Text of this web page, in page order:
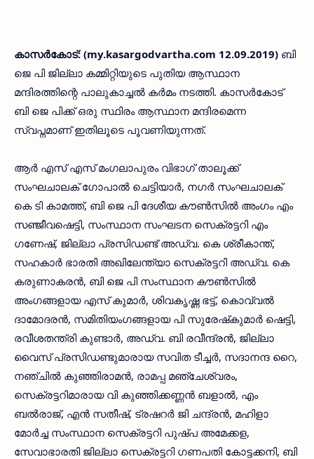
കാസര്‍കോട്: (my.kasargodvartha.com 12.09.2019) ബി
ജെ പി ജില്ലാ കമ്മിറ്റിയുടെ പുതിയ ആസ്ഥാന
മന്ദിരത്തിന്റെ പാലുകാച്ചല്‍ കര്‍മം നടത്തി. കാസര്‍കോട്
ബി ജെ പിക്ക് ഒരു സ്ഥിരം ആസ്ഥാന മന്ദിരമെന്ന
സ്വപ്നമാണ് ഇതിലൂടെ പൂവണിയുന്നത്.
ആര്‍ എസ് എസ് മംഗലാപുരം വിഭാഗ് താലൂക്ക്
സംഘചാലക് ഗോപാല്‍ ചെട്ടിയാര്‍, നഗര്‍ സംഘചാലക്
കെ ടി കാമത്ത്, ബി ജെ പി ദേശീയ കൗണ്‍സില്‍ അംഗം എം
സഞ്ജീവഷെട്ടി, സംസ്ഥാന സംഘടന സെക്രട്ടറി എം
ഗണേഷ്, ജില്ലാ പ്രസിഡണ്ട് അഡ്വ. കെ ശ്രീകാന്ത്,
സഹകാര്‍ ഭാരതി അഖിലേന്ത്യാ സെക്രട്ടറി അഡ്വ. കെ
കരുണാകരന്‍, ബി ജെ പി സംസ്ഥാന കൗണ്‍സില്‍
അംഗങ്ങളായ എസ് കുമാര്‍, ശിവകൃഷ്ണ ഭട്ട്, കൊവ്വല്‍
ദാമോദരന്‍, സമിതിയംഗങ്ങളായ പി സുരേഷ്‌കുമാര്‍ ഷെട്ടി,
രവീശതന്ത്രി കുണ്ടാര്‍, അഡ്വ. ബി രവീന്ദ്രന്‍, ജില്ലാ
വൈസ് പ്രസിഡണ്ടുമാരായ സവിത ടീച്ചര്‍, സദാനന്ദ റൈ,
നഞ്ചില്‍ കുഞ്ഞിരാമന്‍, രാമപ്പ മഞ്ചേശ്വരം,
സെക്രട്ടറിമാരായ വി കുഞ്ഞിക്കണ്ണന്‍ ബളാല്‍, എം
ബല്‍രാജ്, എന്‍ സതീഷ്, ട്രഷറര്‍ ജി ചന്ദ്രന്‍, മഹിളാ
മോര്‍ച്ച സംസ്ഥാന സെക്രട്ടറി പുഷ്പ അമേക്കള,
സേവാഭാരതി ജില്ലാ സെക്രട്ടറി ഗണപതി കോട്ടക്കനി, ബി